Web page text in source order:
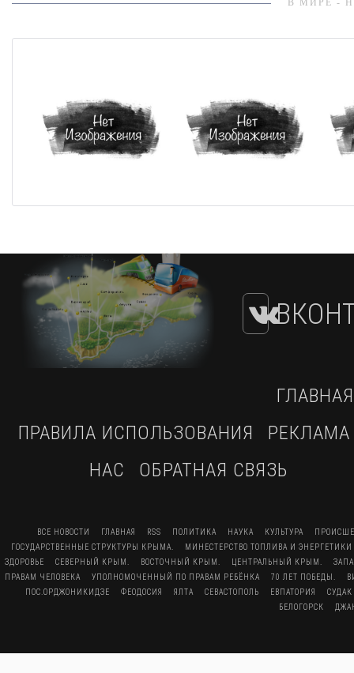
В МИРЕ -
ГЛАВНАЯ
ПРАВИЛА ИСПОЛЬЗОВАНИЯ
РЕКЛАМА
НАС
ОБРАТНАЯ СВЯЗЬ
ВСЕ НОВОСТИ ГЛАВНАЯ RSS ПОЛИТИКА НАУКА КУЛЬТУРА
ГОСУДАРСТВЕННЫЕ СТРУКТУРЫ КРЫМА.
МИНЕСТЕРСТВО ТОПЛИВА И
ЗДОРОВЬЕ
СЕВЕРНЫЙ КРЫМ. ВОСТОЧНЫЙ КРЫМ. ЦЕНТРАЛЬНЫЙ КРЫМ.
ПРАВАМ ЧЕЛОВЕКА
УПОЛНОМОЧЕННЫЙ ПО ПРАВАМ РЕБЁНКА 70 ЛЕТ ПОБЕДЫ.
ПОС.ОРДЖОНИКИДЗЕ
ФЕОДОСИЯ ЯЛТА СЕВАСТОПОЛЬ ЕВПАТОРИЯ
СУДАК
БЕЛОГОРСК